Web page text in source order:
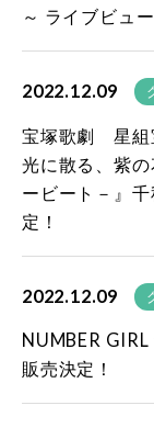
～ ライブビュ
2022.12.09
宝塚歌劇 星組
光に散る、紫
ービート－』
定！
2022.12.09
NUMBER
販売決定！